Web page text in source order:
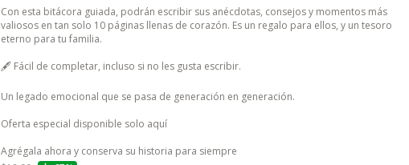
Con esta bitácora guiada, podrán escribir sus anécdotas, consejos y momentos más
valiosos en tan solo 10 páginas llenas de corazón. Es un regalo para ellos, y un tesoro
eterno para tu familia.
🖋️ Fácil de completar, incluso si no les gusta escribir.
Un legado emocional que se pasa de generación en generación.
Oferta especial disponible solo aquí
Agrégala ahora y conserva su historia para siempre